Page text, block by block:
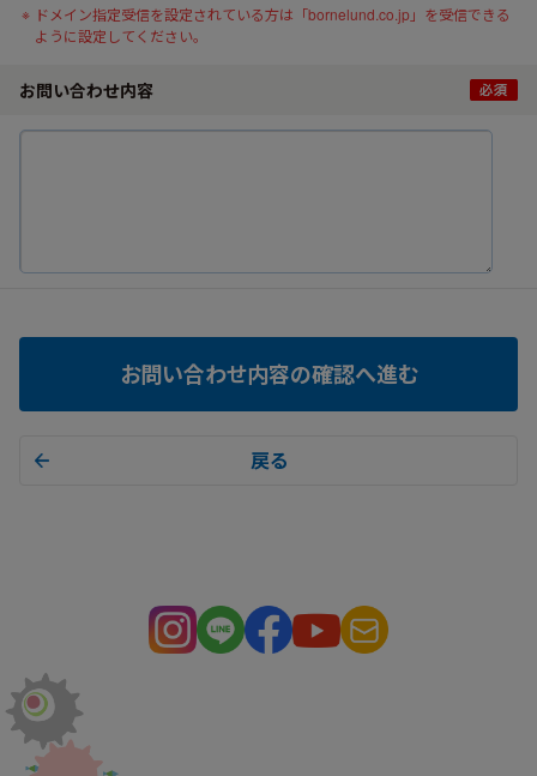
ドメイン指定受信を設定されている方は「bornelund.co.jp」を受信できる
ように設定してください。
お問い合わせ内容
お問い合わせ内容の確認へ進む
戻る